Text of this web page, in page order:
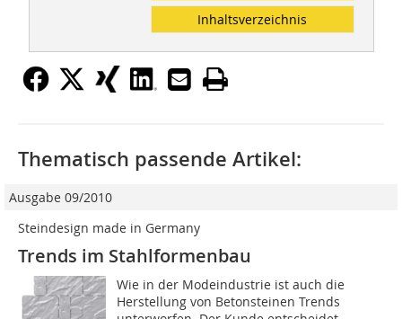
Inhaltsverzeichnis
Thematisch passende Artikel:
Ausgabe 09/2010
Steindesign made in Germany
Trends im Stahlformenbau
Wie in der Modeindustrie ist auch die
Herstellung von Betonsteinen Trends